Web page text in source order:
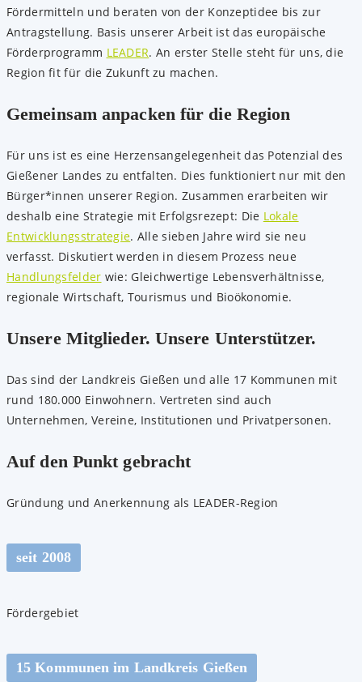
Fördermitteln und beraten von der Konzeptidee bis zur
Antragstellung. Basis unserer Arbeit ist das europäische
Förderprogramm LEADER. An erster Stelle steht für uns, die
Region fit für die Zukunft zu machen.
Gemeinsam anpacken für die Region
Für uns ist es eine Herzensangelegenheit das Potenzial des
Gießener Landes zu entfalten. Dies funktioniert nur mit den
Bürger*innen unserer Region. Zusammen erarbeiten wir
deshalb eine Strategie mit Erfolgsrezept: Die Lokale
Entwicklungsstrategie. Alle sieben Jahre wird sie neu
verfasst. Diskutiert werden in diesem Prozess neue
Handlungsfelder wie: Gleichwertige Lebensverhältnisse,
regionale Wirtschaft, Tourismus und Bioökonomie.
Unsere Mitglieder. Unsere Unterstützer.
Das sind der Landkreis Gießen und alle 17 Kommunen mit
rund 180.000 Einwohnern. Vertreten sind auch
Unternehmen, Vereine, Institutionen und Privatpersonen.
Auf den Punkt gebracht
Gründung und Anerkennung als LEADER-Region
seit 2008
Fördergebiet
15 Kommunen im Landkreis Gießen